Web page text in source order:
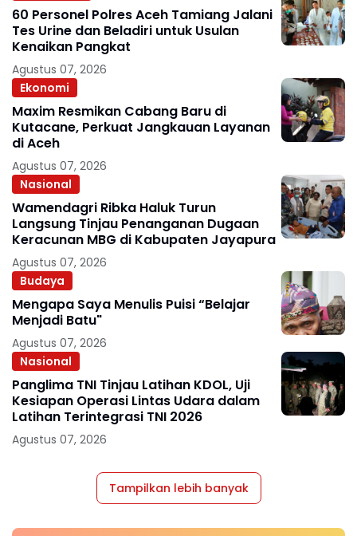
60 Personel Polres Aceh Tamiang Jalani
Tes Urine dan Beladiri untuk Usulan
Kenaikan Pangkat
Agustus 07, 2026
Ekonomi
Maxim Resmikan Cabang Baru di
Kutacane, Perkuat Jangkauan Layanan
di Aceh
Agustus 07, 2026
Nasional
Wamendagri Ribka Haluk Turun
Langsung Tinjau Penanganan Dugaan
Keracunan MBG di Kabupaten Jayapura
Agustus 07, 2026
Budaya
Mengapa Saya Menulis Puisi “Belajar
Menjadi Batu"
Agustus 07, 2026
Nasional
Panglima TNI Tinjau Latihan KDOL, Uji
Kesiapan Operasi Lintas Udara dalam
Latihan Terintegrasi TNI 2026
Agustus 07, 2026
Tampilkan lebih banyak